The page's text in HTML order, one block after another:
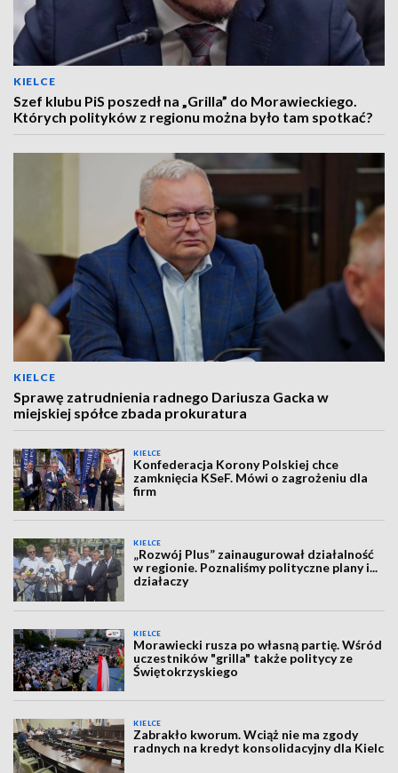
KIELCE
Szef klubu PiS poszedł na „Grilla” do Morawieckiego.
Których polityków z regionu można było tam spotkać?
KIELCE
Sprawę zatrudnienia radnego Dariusza Gacka w
miejskiej spółce zbada prokuratura
KIELCE
Konfederacja Korony Polskiej chce
zamknięcia KSeF. Mówi o zagrożeniu dla
firm
KIELCE
„Rozwój Plus” zainaugurował działalność
w regionie. Poznaliśmy polityczne plany i...
działaczy
KIELCE
Morawiecki rusza po własną partię. Wśród
uczestników "grilla" także politycy ze
Świętokrzyskiego
KIELCE
Zabrakło kworum. Wciąż nie ma zgody
radnych na kredyt konsolidacyjny dla Kielc